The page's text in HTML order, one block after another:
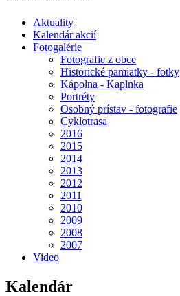
Aktuality
Kalendár akcií
Fotogalérie
Fotografie z obce
Historické pamiatky - fotky
Kápolna - Kaplnka
Portréty
Osobný prístav - fotografie
Cyklotrasa
2016
2015
2014
2013
2012
2011
2010
2009
2008
2007
Video
Kalendár